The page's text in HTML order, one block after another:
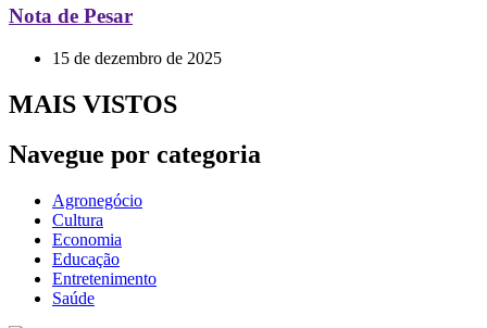
Nota de Pesar
15 de dezembro de 2025
MAIS VISTOS
Navegue por categoria
Agronegócio
Cultura
Economia
Educação
Entretenimento
Saúde